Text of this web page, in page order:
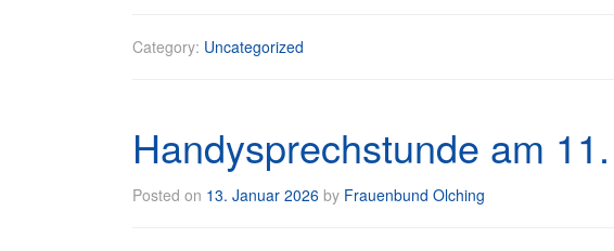
Category: Uncategorized
Handysprechstunde am
Posted on 13. Januar 2026 by Frauenbund Olching